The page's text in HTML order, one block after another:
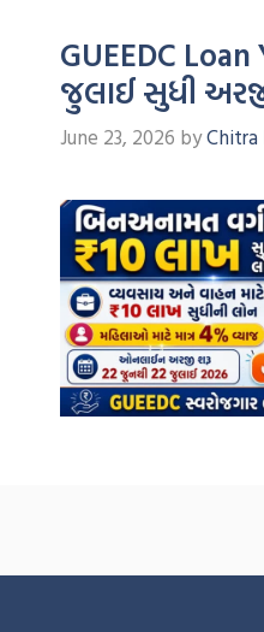
GUEEDC
જુલાઈ સુધી
June 23, 2026 byChitra